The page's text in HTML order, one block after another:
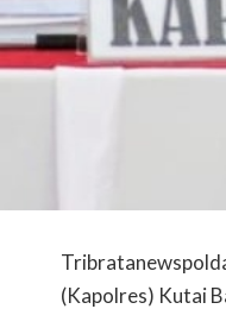
(Kapolres) Kutai